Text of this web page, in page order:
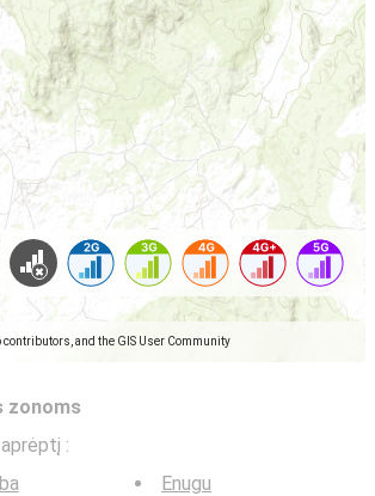
contributors, and the GIS User Community
zonoms
:
Enugu